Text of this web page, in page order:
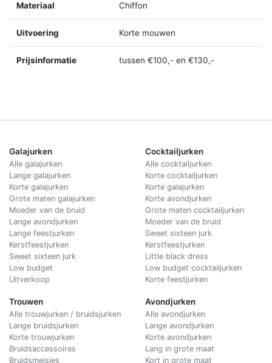
Materiaal Chiffon
Uitvoering Korte mouwen
Prijsinformatie tussen €100,- en €130,-
Galajurken
Alle galajurken
Lange galajurken
Korte galajurken
Grote maten galajurken
Moeder van de bruid
Lange avondjurken
Lange feestjurken
Kerstfeestjurken
Sweet sixteen jurk
Low budget
Uitverkoop
Trouwen
Alle trouwjurken / bruidsjurken
Lange bruidsjurken
Korte trouwjurken
Bruidsaccessoires
Bruidsmeisjes
Cocktailjurken
Alle cocktailjurken
Korte cocktailjurken
Korte galajurken
Korte avondjurken
Grote maten cocktailjurken
Moeder van de bruid
Sweet sixteen jurk
Kerstfeestjurken
Little black dress
Low budget cocktailjurken
Korte feestjurken
Avondjurken
Alle avondjurken
Lange avondjurken
Korte avondjurken
Lang in grote maat
Kort in grote maat